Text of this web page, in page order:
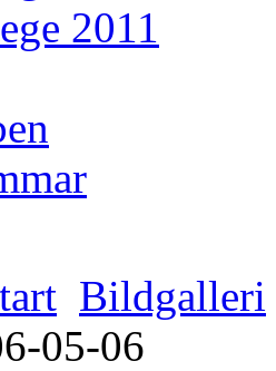
2011
Bildgalleri
05-06